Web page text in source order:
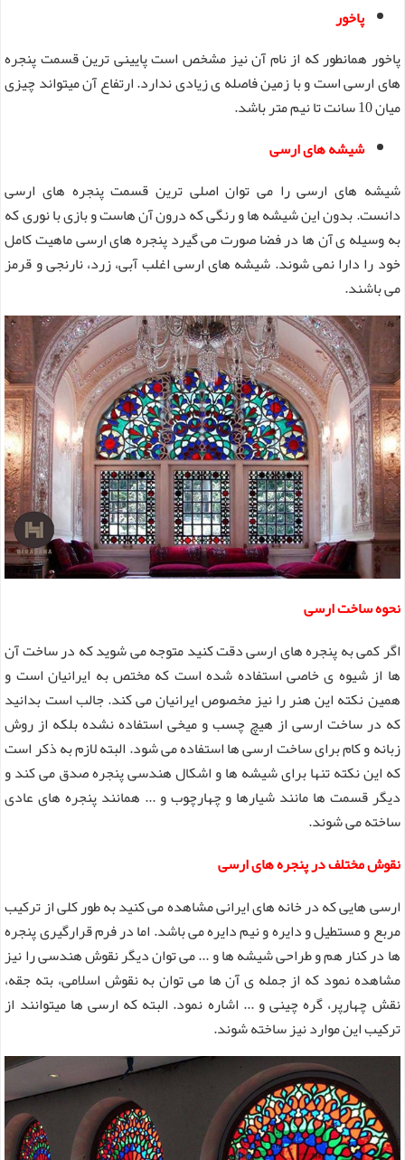
پاخور
پاخور همانطور که از نام آن نیز مشخص است پایینی ترین قسمت پنجره
های ارسی است و با زمین فاصله ی زیادی ندارد. ارتفاع آن میتواند چیزی
میان 10 سانت تا نیم متر باشد.
شیشه های ارسی
شیشه های ارسی را می توان اصلی ترین قسمت پنجره های ارسی
دانست. بدون این شیشه ها و رنگی که درون آن هاست و بازی با نوری که
به وسیله ی آن ها در فضا صورت می گیرد پنجره های ارسی ماهیت کامل
خود را دارا نمی شوند. شیشه های ارسی اغلب آبی، زرد، نارنجی و قرمز
می باشند.
نحوه ساخت ارسی
اگر کمی به پنجره های ارسی دقت کنید متوجه می شوید که در ساخت آن
ها از شیوه ی خاصی استفاده شده است که مختص به ایرانیان است و
همین نکته این هنر را نیز مخصوص ایرانیان می کند. جالب است بدانید
که در ساخت ارسی از هیچ چسب و میخی استفاده نشده بلکه از روش
زبانه و کام برای ساخت ارسی ها استفاده می شود. البته لازم به ذکر است
که این نکته تنها برای شیشه ها و اشکال هندسی پنجره صدق می کند و
دیگر قسمت ها مانند شیارها و چهارچوب و ... همانند پنجره های عادی
ساخته می شوند.
نقوش مختلف در پنجره های ارسی
ارسی هایی که در خانه های ایرانی مشاهده می کنید به طور کلی از ترکیب
مربع و مستطیل و دایره و نیم دایره می باشد. اما در فرم قرارگیری پنجره
ها در کنار هم و طراحی شیشه ها و ... می توان دیگر نقوش هندسی را نیز
مشاهده نمود که از جمله ی آن ها می توان به نقوش اسلامی، بته جقه،
نقش چهارپر، گره چینی و ... اشاره نمود. البته که ارسی ها میتوانند از
ترکیب این موارد نیز ساخته شوند.